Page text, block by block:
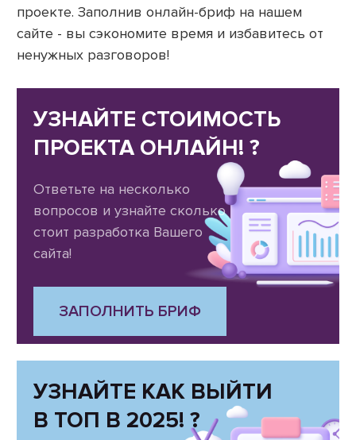
проекте. Заполнив онлайн-бриф на нашем
сайте - вы сэкономите время и избавитесь от
ненужных разговоров!
УЗНАЙТЕ СТОИМОСТЬ
ПРОЕКТА ОНЛАЙН! ?
Ответьте на несколько
вопросов и узнайте сколько
стоит разработка Вашего
сайта!
ЗАПОЛНИТЬ БРИФ
УЗНАЙТЕ КАК ВЫЙТИ
В ТОП В 2025! ?